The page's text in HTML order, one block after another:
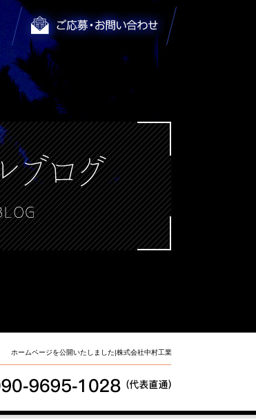
ホームページを公開いたしました|株式会社中村工業